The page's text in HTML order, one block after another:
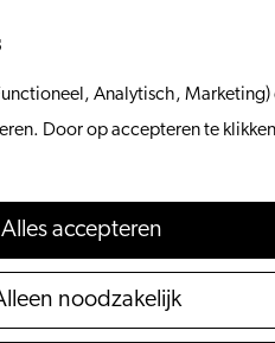
Analytisch,
Door op accepteren te
Alles accepteren
noodzakelijk